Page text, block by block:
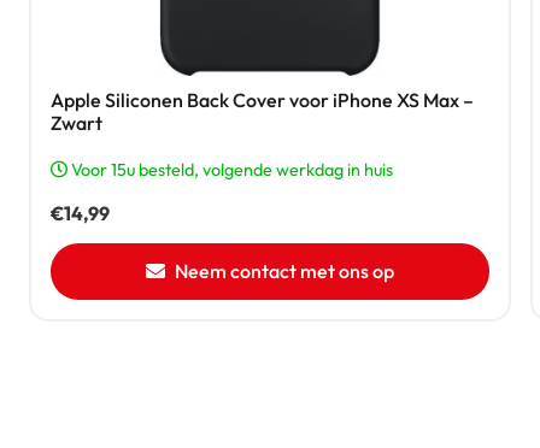
Apple Siliconen Back Cover voor iPhone XS Max –
Zwart
Voor 15u besteld, volgende werkdag in huis
€14,99
Neem contact met ons op